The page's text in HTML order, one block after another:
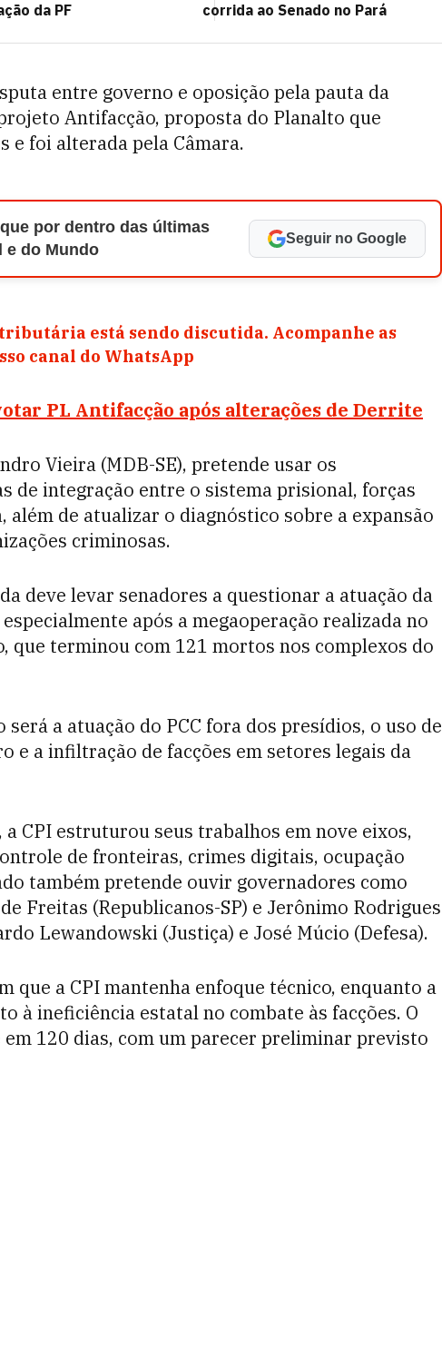
da PF
corrida ao Senado no Pará
entre governo e oposição pela pauta da
Antifacção, proposta do Planalto que
e foi alterada pela Câmara.
por dentro das últimas
e do Mundo
Seguir no Google
está sendo discutida. Acompanhe as
canal do WhatsApp
PL Antifacção após alterações de Derrite
Vieira (MDB-SE), pretende usar os
de integração entre o sistema prisional, forças
de atualizar o diagnóstico sobre a expansão
criminosas.
deve levar senadores a questionar a atuação da
após a megaoperação realizada no
que terminou com 121 mortos nos complexos do
a atuação do PCC fora dos presídios, o uso de
e a infiltração de facções em setores legais da
CPI estruturou seus trabalhos em nove eixos,
de fronteiras, crimes digitais, ocupação
também pretende ouvir governadores como
Freitas (Republicanos-SP) e Jerônimo Rodrigues
Lewandowski (Justiça) e José Múcio (Defesa).
que a CPI mantenha enfoque técnico, enquanto a
à ineficiência estatal no combate às facções. O
120 dias, com um parecer preliminar previsto